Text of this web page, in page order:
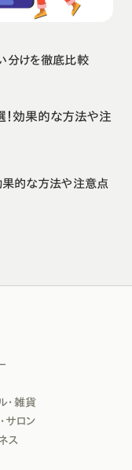
い分けを徹底比較
果的な方法や注意点
・雑貨
サロン
ス